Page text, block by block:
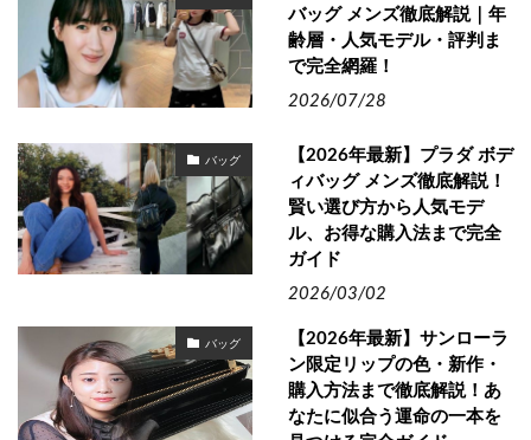
バッグ メンズ徹底解説｜年
齢層・人気モデル・評判ま
で完全網羅！
2026/07/28
バッグ
【2026年最新】プラダ ボデ
ィバッグ メンズ徹底解説！
賢い選び方から人気モデ
ル、お得な購入法まで完全
ガイド
2026/03/02
バッグ
【2026年最新】サンローラ
ン限定リップの色・新作・
購入方法まで徹底解説！あ
なたに似合う運命の一本を